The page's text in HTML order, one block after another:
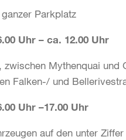
Parkplatz
Uhr – ca. 12.00 Uhr
Mythenquai und
Falken-/ und
Uhr –17.00 Uhr
auf den unter